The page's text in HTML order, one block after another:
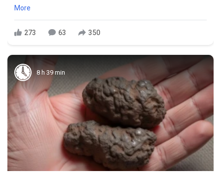
More
273 63 350
8 h 39 min